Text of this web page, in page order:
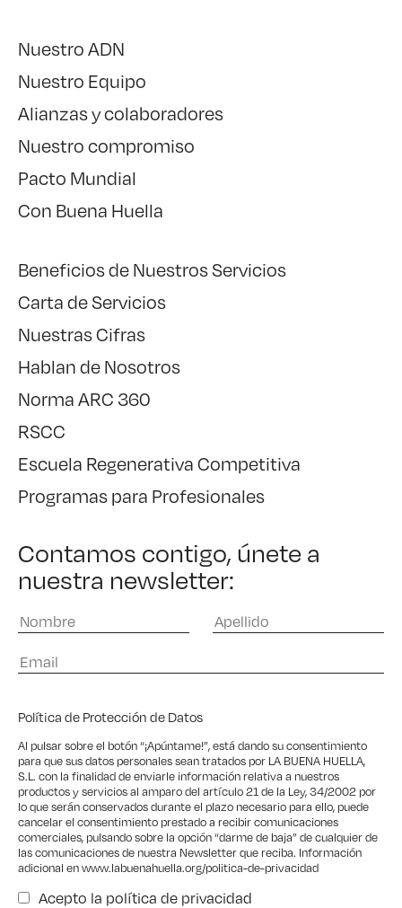
Nuestro ADN
Nuestro Equipo
Alianzas y colaboradores
Nuestro compromiso
Pacto Mundial
Con Buena Huella
Beneficios de Nuestros Servicios
Carta de Servicios
Nuestras Cifras
Hablan de Nosotros
Norma ARC 360
RSCC
Escuela Regenerativa Competitiva
Programas para Profesionales
Contamos contigo, únete a
nuestra newsletter:
Política de Protección de Datos
Al pulsar sobre el botón “¡Apúntame!”, está dando su consentimiento
para que sus datos personales sean tratados por LA BUENA HUELLA,
S.L. con la finalidad de enviarle información relativa a nuestros
productos y servicios al amparo del artículo 21 de la Ley, 34/2002 por
lo que serán conservados durante el plazo necesario para ello, puede
cancelar el consentimiento prestado a recibir comunicaciones
comerciales, pulsando sobre la opción “darme de baja” de cualquier de
las comunicaciones de nuestra Newsletter que reciba. Información
adicional enwww.labuenahuella.org/politica-de-privacidad
Acepto la política de privacidad